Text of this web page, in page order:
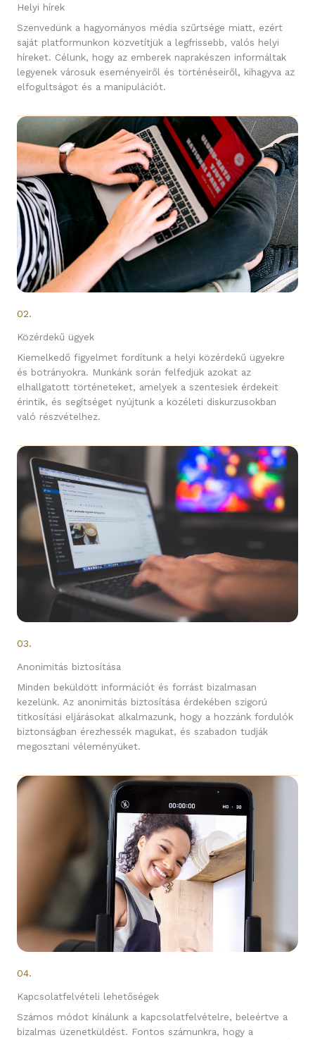
Helyi hírek
Szenvedünk a hagyományos média szűrtsége miatt, ezért
saját platformunkon közvetítjük a legfrissebb, valós helyi
híreket. Célunk, hogy az emberek naprakészen informáltak
legyenek városuk eseményeiről és történéseiről, kihagyva az
elfogultságot és a manipulációt.
02.
Közérdekű ügyek
Kiemelkedő figyelmet fordítunk a helyi közérdekű ügyekre
és botrányokra. Munkánk során felfedjük azokat az
elhallgatott történeteket, amelyek a szentesiek érdekeit
érintik, és segítséget nyújtunk a közéleti diskurzusokban
való részvételhez.
03.
Anonimitás biztosítása
Minden beküldött információt és forrást bizalmasan
kezelünk. Az anonimitás biztosítása érdekében szigorú
titkosítási eljárásokat alkalmazunk, hogy a hozzánk fordulók
biztonságban érezhessék magukat, és szabadon tudják
megosztani véleményüket.
04.
Kapcsolatfelvételi lehetőségek
Számos módot kínálunk a kapcsolatfelvételre, beleértve a
bizalmas üzenetküldést. Fontos számunkra, hogy a